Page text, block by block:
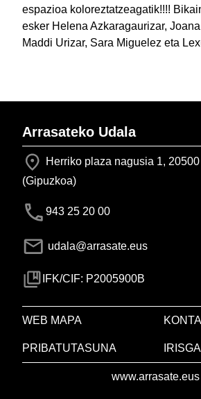
espazioa koloreztatzeagatik!!!!
esker Helena Azkaragaurizar,
Maddi Urizar, Sara Miguelez eta
Arrasateko Udala
Herriko plaza nagusia 1,
(Gipuzkoa)
943 25 20 00
udala@arrasate.eus
IFK/CIF: P2005900B
WEB MAPA
PRIBATUTASUNA
www.arrasate.eus